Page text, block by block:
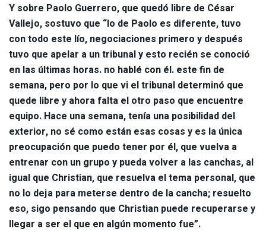
Y sobre Paolo Guerrero, que quedó libre de César
Vallejo, sostuvo que “lo de Paolo es diferente, tuvo
con todo este lío, negociaciones primero y después
tuvo que apelar a un tribunal y esto recién se conoció
en las últimas horas. no hablé con él. este fin de
semana, pero por lo que vi el tribunal determinó que
quede libre y ahora falta el otro paso que encuentre
equipo. Hace una semana, tenía una posibilidad del
exterior, no sé como están esas cosas y es la única
preocupación que puedo tener por él, que vuelva a
entrenar con un grupo y pueda volver a las canchas, al
igual que Christian, que resuelva el tema personal, que
no lo deja para meterse dentro de la cancha; resuelto
eso, sigo pensando que Christian puede recuperarse y
llegar a ser el que en algún momento fue”.